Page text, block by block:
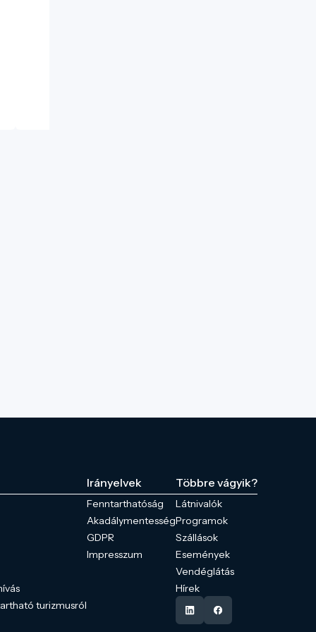
turizmusról
Irányelvek
Fenntarthatóság
Akadálymentesség
GDPR
Impresszum
Többre vágyik?
Látnivalók
Programok
Szállások
Események
Vendéglátás
Hírek